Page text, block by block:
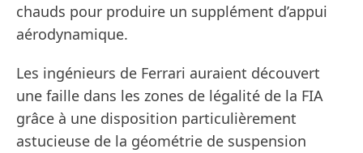
chauds pour produire un supplément d’appui
aérodynamique.
Les ingénieurs de Ferrari auraient découvert
une faille dans les zones de légalité de la FIA
grâce à une disposition particulièrement
astucieuse de la géométrie de suspension